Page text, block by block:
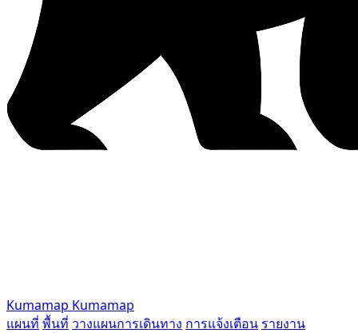
Kumamap Kumamap
แผนที่ พื้นที่ วางแผนการเดินทาง การแจ้งเตือน รายงาน